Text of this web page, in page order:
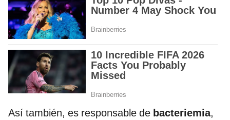
Así también, es responsable de bacteriemia,